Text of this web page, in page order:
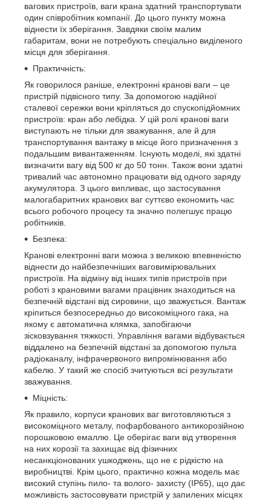
вагових пристроїв, ваги крана здатний транспортувати
один співробітник компанії. До цього пункту можна
віднести їх зберігання. Завдяки своїм малим
габаритам, вони не потребують спеціально виділеного
місця для зберігання.
Практичність:
Як говорилося раніше, електронні кранові ваги – це
пристрій підвісного типу. За допомогою надійної
сталевої сережки вони кріпляться до спускопідйомних
пристроїв: кран або лебідка. У цій ролі кранові ваги
виступають не тільки для зважування, але й для
транспортування вантажу в місце його призначення з
подальшим вивантаженням. Існують моделі, які здатні
визначити вагу від 500 кг до 50 тонн. Також вони здатні
тривалий час автономно працювати від одного заряду
акумулятора. З цього випливає, що застосування
малогабаритних кранових ваг суттєво економить час
всього робочого процесу та значно полегшує працю
робітників.
Безпека:
Кранові електронні ваги можна з великою впевненістю
віднести до найбезпечніших ваговимірювальних
пристроїв. На відміну від інших типів пристроїв при
роботі з крановими вагами працівник знаходиться на
безпечній відстані від сировини, що зважується. Вантаж
кріпиться безпосередньо до високоміцного гака, на
якому є автоматична клямка, запобігаючи
зісковзування тяжкості. Управління вагами відбувається
віддалено на безпечній відстані за допомогою пульта
радіоканалу, інфрачервоного випромінювання або
кабелю. У такий же спосіб зчитуються всі результати
зважування.
Міцність:
Як правило, корпуси кранових ваг виготовляються з
високоміцного металу, пофарбованого антикорозійною
порошковою емаллю. Це оберігає ваги від утворення
на них корозії та захищає від фізичних
несанкціонованих ушкоджень, що не є рідкістю на
виробництві. Крім цього, практично кожна модель має
високий ступінь пило- та волого- захисту (IP65), що дає
можливість застосовувати пристрій у запилених місцях